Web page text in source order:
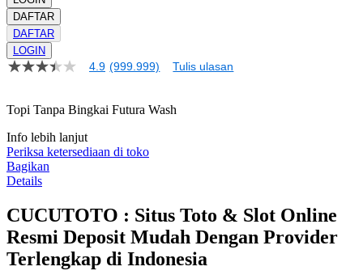
DAFTAR
DAFTAR
LOGIN
4.9
bintang,
rating
rata-
rata.
Read
13
Tautan
yang
sama.
4.9 (999.999) Tulis ulasan
Topi Tanpa Bingkai Futura Wash
Info lebih lanjut
Periksa ketersediaan di toko
Bagikan
Details
CUCUTOTO : Situs Toto & Slot Online
Resmi Deposit Mudah Dengan Provider
Terlengkap di Indonesia